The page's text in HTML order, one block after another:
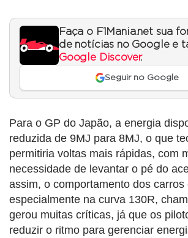
Faça o F1Mania.net sua
de notícias no Google e
Google Discover.
Seguir no Google
Para o GP do Japão, a energia
reduzida de 9MJ para 8MJ, o que
permitiria voltas mais rápidas, com
necessidade de levantar o pé do
assim, o comportamento dos carros
especialmente na curva 130R,
gerou muitas críticas, já que os
reduzir o ritmo para gerenciar